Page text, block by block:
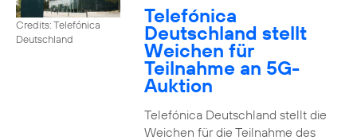
Credits: Telefónica
Deutschland
Telefónica
Deutschland stellt
Weichen für
Teilnahme an 5G-
Auktion
Telefónica Deutschland stellt die
Weichen für die Teilnahme des